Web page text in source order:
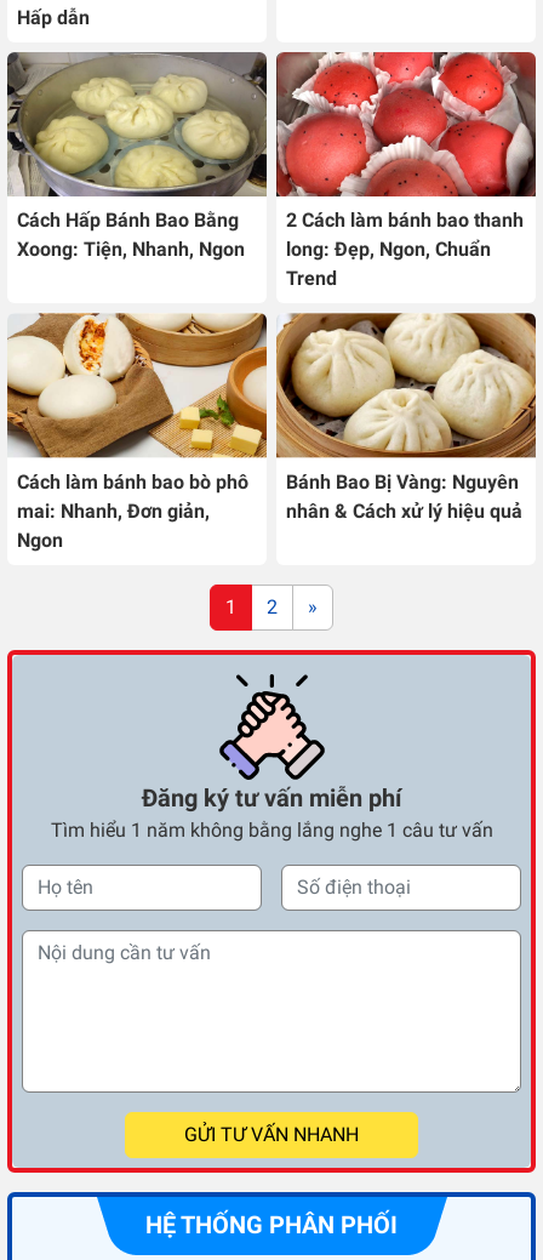
Hấp dẫn
Cách Hấp Bánh Bao Bằng
Xoong: Tiện, Nhanh, Ngon
2 Cách làm bánh bao thanh
long: Đẹp, Ngon, Chuẩn
Trend
Cách làm bánh bao bò phô
mai: Nhanh, Đơn giản,
Ngon
Bánh Bao Bị Vàng: Nguyên
nhân & Cách xử lý hiệu quả
1 2 »
Đăng ký tư vấn miễn phí
Tìm hiểu 1 năm không bằng lắng nghe 1 câu tư vấn
GỬI TƯ VẤN NHANH
HỆ THỐNG PHÂN PHỐI